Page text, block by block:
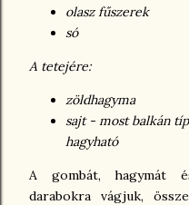
olasz fűszerek
só
A tetejére:
zöldhagyma
sajt - most balkán
hagyható
A gombát, hagymát
darabokra vágjuk,